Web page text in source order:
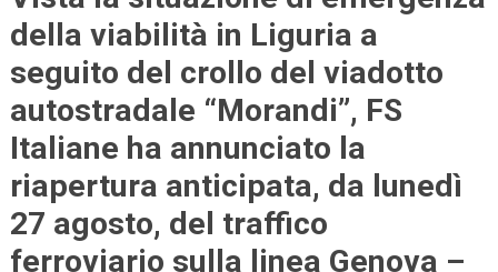
della viabilità in Liguria a
seguito del crollo del viadotto
autostradale “Morandi”, FS
Italiane ha annunciato la
riapertura anticipata, da lunedì
27 agosto, del traffico
ferroviario sulla linea Genova –